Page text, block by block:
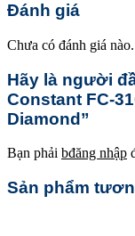
Đánh giá
Chưa có đánh giá nào.
Hãy là người
Constant FC-
Diamond”
Bạn phải bđăng nhập
Sản phẩm